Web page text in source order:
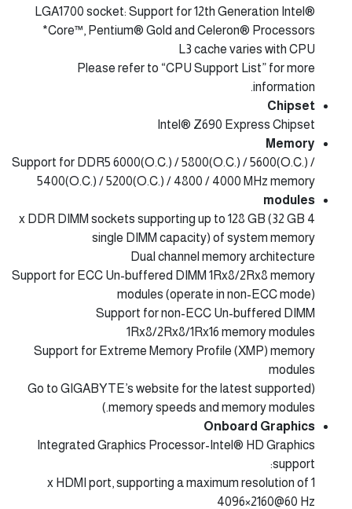
LGA1700 socket: Support for 12th Generation Intel®
Core™, Pentium® Gold and Celeron® Processors*
L3 cache varies with CPU
Please refer to “CPU Support List” for more
information.
Chipset
Intel® Z690 Express Chipset
Memory
Support for DDR5 6000(O.C.) / 5800(O.C.) / 5600(O.C.) /
5400(O.C.) / 5200(O.C.) / 4800 / 4000 MHz memory
modules
4 x DDR DIMM sockets supporting up to 128 GB (32 GB
single DIMM capacity) of system memory
Dual channel memory architecture
Support for ECC Un-buffered DIMM 1Rx8/2Rx8 memory
modules (operate in non-ECC mode)
Support for non-ECC Un-buffered DIMM
1Rx8/2Rx8/1Rx16 memory modules
Support for Extreme Memory Profile (XMP) memory
modules
(Go to GIGABYTE’s website for the latest supported
memory speeds and memory modules.)
Onboard Graphics
Integrated Graphics Processor-Intel® HD Graphics
support:
1 x HDMI port, supporting a maximum resolution of
4096×2160@60 Hz